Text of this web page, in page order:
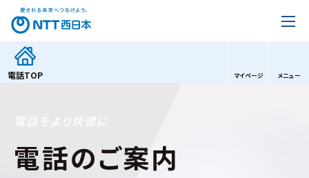
電話TOP マイページ メニュー
電話のご案内